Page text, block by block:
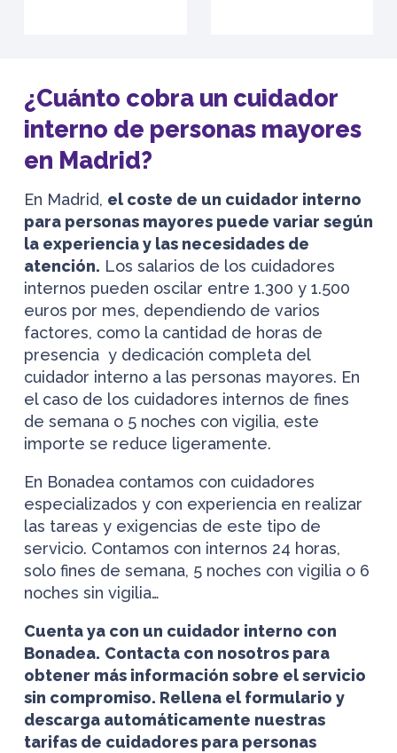
¿Cuánto cobra un cuidador
interno de personas mayores
en Madrid?
En Madrid, el coste de un cuidador interno
para personas mayores puede variar según
la experiencia y las necesidades de
atención. Los salarios de los cuidadores
internos pueden oscilar entre 1.300 y 1.500
euros por mes, dependiendo de varios
factores, como la cantidad de horas de
presencia y dedicación completa del
cuidador interno a las personas mayores. En
el caso de los cuidadores internos de fines
de semana o 5 noches con vigilia, este
importe se reduce ligeramente.
En Bonadea contamos con cuidadores
especializados y con experiencia en realizar
las tareas y exigencias de este tipo de
servicio. Contamos con internos 24 horas,
solo fines de semana, 5 noches con vigilia o 6
noches sin vigilia…
Cuenta ya con un cuidador interno con
Bonadea. Contacta con nosotros para
obtener más información sobre el servicio
sin compromiso. Rellena el formulario y
descarga automáticamente nuestras
tarifas de cuidadores para personas